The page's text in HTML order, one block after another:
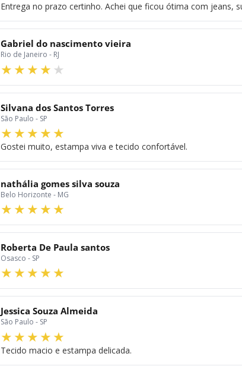
Entrega no prazo certinho. Achei que ficou ótima com jeans,
Gabriel do nascimento vieira
Rio de Janeiro - RJ
Silvana dos Santos Torres
São Paulo - SP
Gostei muito, estampa viva e tecido confortável.
nathália gomes silva souza
Belo Horizonte - MG
Roberta De Paula santos
Osasco - SP
Jessica Souza Almeida
São Paulo - SP
Tecido macio e estampa delicada.